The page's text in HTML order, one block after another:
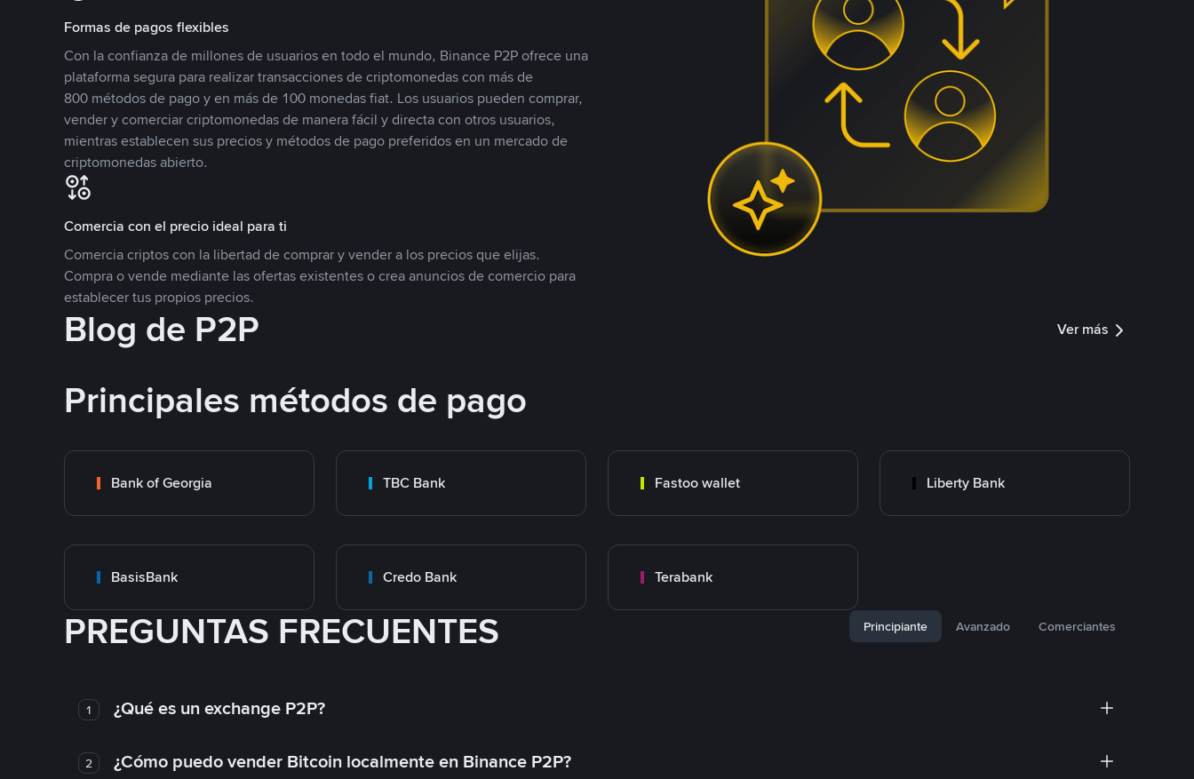
Formas de pagos flexibles
Con la confianza de millones de usuarios en todo el mundo, Binance P2P ofrece una
plataforma segura para realizar transacciones de criptomonedas con más de
800 métodos de pago y en más de 100 monedas fiat. Los usuarios pueden comprar,
vender y comerciar criptomonedas de manera fácil y directa con otros usuarios,
mientras establecen sus precios y métodos de pago preferidos en un mercado de
criptomonedas abierto.
Comercia con el precio ideal para ti
Comercia criptos con la libertad de comprar y vender a los precios que elijas.
Compra o vende mediante las ofertas existentes o crea anuncios de comercio para
establecer tus propios precios.
Blog de P2P Ver más
Principales métodos de pago
Bank of Georgia TBC Bank Fastoo wallet Liberty Bank
BasisBank Credo Bank Terabank
PREGUNTAS FRECUENTES Principiante Avanzado Comerciantes
1 ¿Qué es un exchange P2P?
2 ¿Cómo puedo vender Bitcoin localmente en Binance P2P?